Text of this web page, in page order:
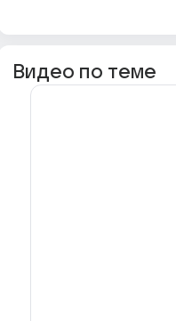
Видео по теме